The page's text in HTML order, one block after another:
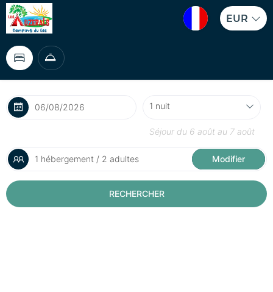
EUR
Séjour du 6 août au 7 août
1 hébergement / 2 adultes Modifier